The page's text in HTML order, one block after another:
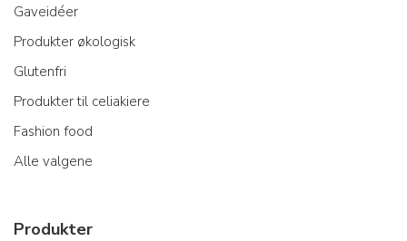
Gaveidéer
Produkter økologisk
Glutenfri
Produkter til celiakiere
Fashion food
Alle valgene
Produkter